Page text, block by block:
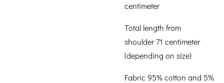
centimeter
Total length from
shoulder 71 centimeter
(depending on size)
Fabric 95% cotton and 5%